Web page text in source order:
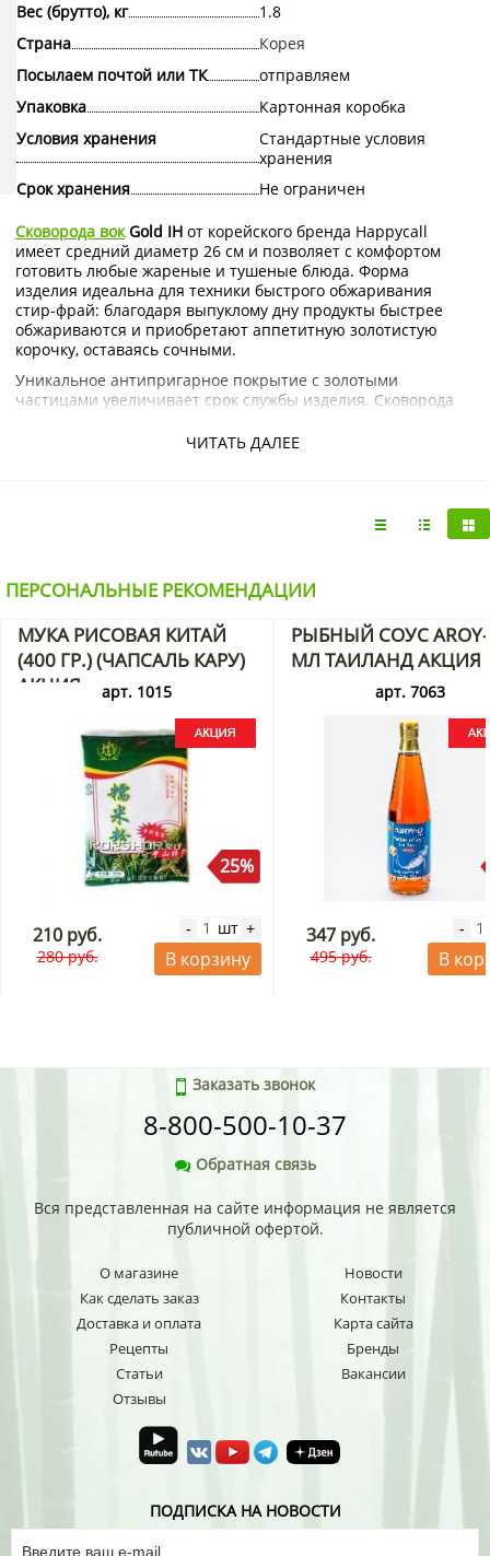
ЧИТАТЬ ДАЛЕЕ
Вес (брутто), кг
1.8
Страна
Корея
Посылаем почтой или ТК
отправляем
Упаковка
Картонная коробка
Условия хранения
Стандартные условия
хранения
Срок хранения
Не ограничен
Сковорода вокGold IH от корейского бренда Happycall
имеет средний диаметр 26 см и позволяет с комфортом
готовить любые жареные и тушеные блюда. Форма
изделия идеальна для техники быстрого обжаривания
стир-фрай: благодаря выпуклому дну продукты быстрее
обжариваются и приобретают аппетитную золотистую
корочку, оставаясь сочными.
Уникальное антипригарное покрытие с золотыми
частицами увеличивает срок службы изделия. Сковорода
Купить сковороду вок Gold IH Happycall 26 см с доставкой
ПЕРСОНАЛЬНЫЕ РЕКОМЕНДАЦИИ
МУКА РИСОВАЯ КИТАЙ
(400 ГР.) (ЧАПСАЛЬ КАРУ)
АКЦИЯ
арт. 1015
25%
210 руб.
280 руб.
- шт +
В корзину
РЫБНЫЙ СОУС AROY-
МЛ ТАИЛАНД АКЦИЯ
арт. 7063
347 руб.
495 руб.
-
В
Заказать звонок
8-800-500-10-37
Обратная связь
Вся представленная на сайте информация не является
публичной офертой.
О магазине
Как сделать заказ
Доставка и оплата
Рецепты
Статьи
Отзывы
Новости
Контакты
Карта сайта
Бренды
Вакансии
ПОДПИСКА НА НОВОСТИ